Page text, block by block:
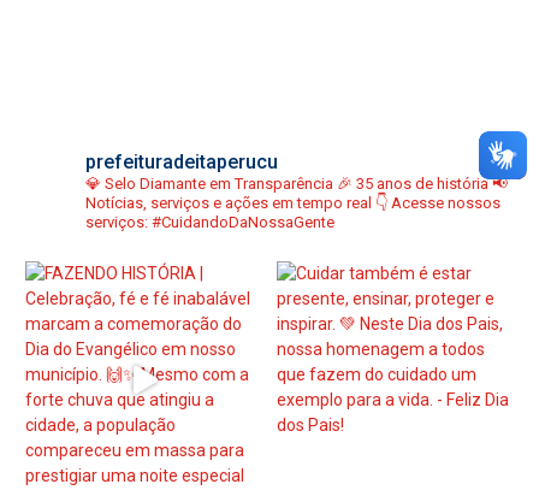
prefeituradeitaperucu
💎 Selo Diamante em Transparência 🎉 35 anos de história📢
Notícias, serviços e ações em tempo real 👇 Acesse nossos
serviços: #CuidandoDaNossaGente